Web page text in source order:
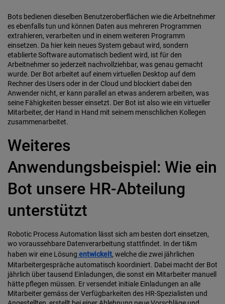
Bots bedienen dieselben Benutzeroberflächen wie die Arbeitnehmer
es ebenfalls tun und können Daten aus mehreren Programmen
extrahieren, verarbeiten und in einem weiteren Programm
einsetzen. Da hier kein neues System gebaut wird, sondern
etablierte Software automatisch bedient wird, ist für den
Arbeitnehmer so jederzeit nachvollziehbar, was genau gemacht
wurde. Der Bot arbeitet auf einem virtuellen Desktop auf dem
Rechner des Users oder in der Cloud und blockiert dabei den
Anwender nicht, er kann parallel an etwas anderem arbeiten, was
seine Fähigkeiten besser einsetzt. Der Bot ist also wie ein virtueller
Mitarbeiter, der Hand in Hand mit seinem menschlichen Kollegen
zusammenarbeitet.
Weiteres
Anwendungsbeispiel: Wie ein
Bot unsere HR-Abteilung
unterstützt
Robotic Process Automation lässt sich am besten dort einsetzen,
wo voraussehbare Datenverarbeitung stattfindet. In der ti&m
haben wir eine Lösung entwickelt, welche die zwei jährlichen
Mitarbeitergespräche automatisch koordiniert. Dabei macht der Bot
jährlich über tausend Einladungen, die sonst ein Mitarbeiter manuell
hätte pflegen müssen. Er versendet initiale Einladungen an alle
Mitarbeiter gemäss der Verfügbarkeiten des HR-Spezialisten und